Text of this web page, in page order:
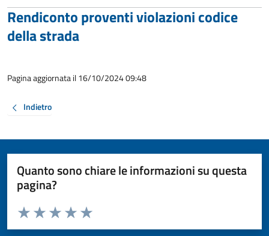
Rendiconto proventi violazioni codice
della strada
Pagina aggiornata il 16/10/2024 09:48
Indietro
Quanto sono chiare le informazioni su questa
pagina?
Valuta da 1 a 5 stelle la pagina
Valuta 5 stelle su 5
Valuta 4 stelle su 5
Valuta 3 stelle su 5
Valuta 2 stelle su 5
Valuta 1 stelle su 5